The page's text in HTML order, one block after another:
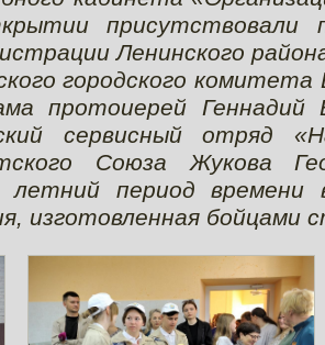
присутствовали
Ленинского
городского
протоиерей
сервисный отряд
Союза Жукова
летний период времени
изготовленная бойцами